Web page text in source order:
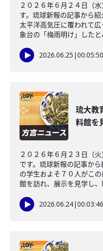
２０２６年６月２４日（
す。琉球新報の記事から紹
太平洋高気圧に覆われて
象台の「梅雨明け」した
2026.06.25 |00:05:50
琉大教
料館を
２０２６年６月２３日（
です。琉球新報の記事か
の学生およそ７０人がこ
館を訪れ、展示を見学し
2026.06.24|00:03:46